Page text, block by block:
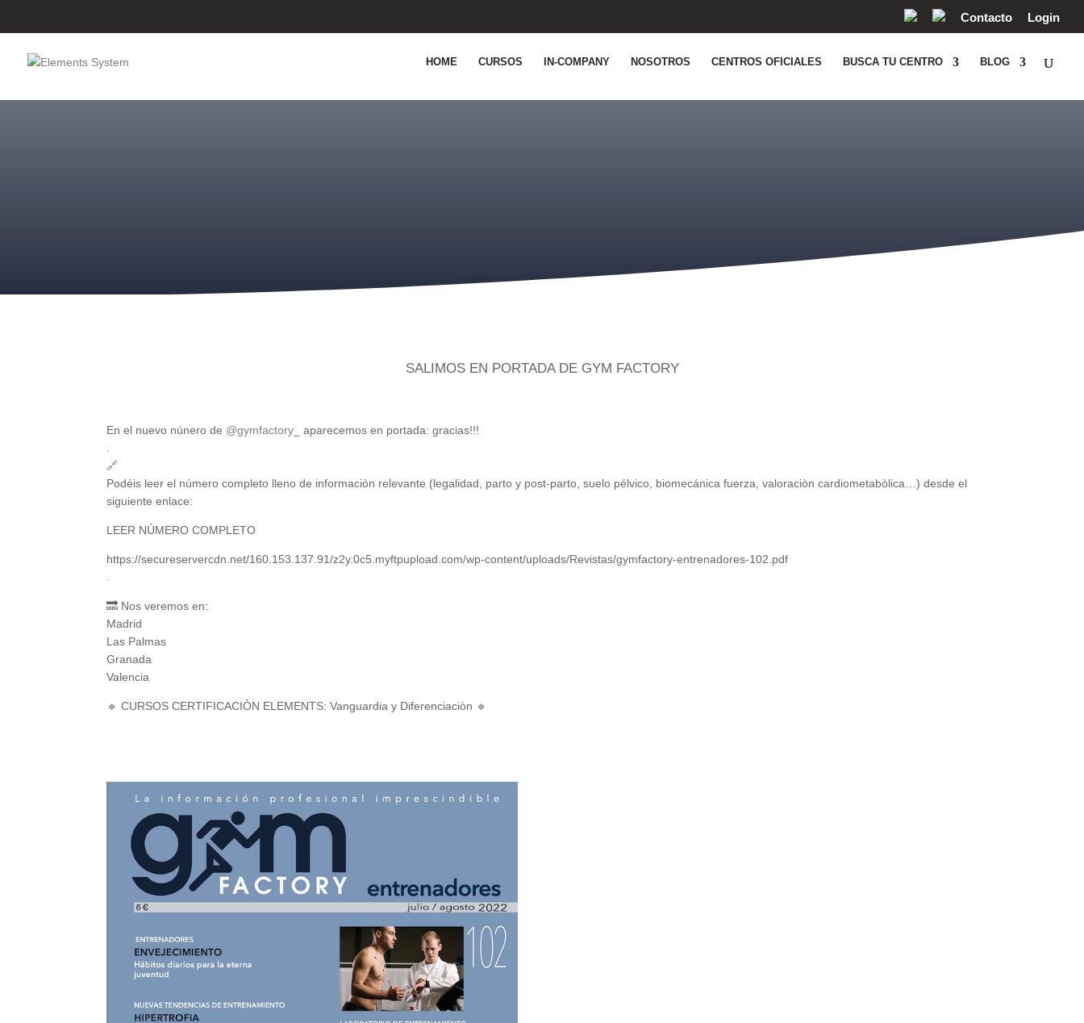
Contacto Login
HOME CURSOS IN-COMPANY NOSOTROS CENTROS OFICIALES BUSCA TU CENTRO BLOG
SALIMOS EN PORTADA DE GYM FACTORY
En el nuevo núnero de @gymfactory_
aparecemos en portada: gracias!!!
🔗
Podéis leer el número completo lleno de informaciòn relevante (legalidad, parto y post-parto, suelo pélvico, biomecánica fuerza, valoraciòn cardiometabòlica…) desde el
siguiente enlace:
LEER NÚMERO COMPLETO
https://secureservercdn.net/160.153.137.91/z2y.0c5.myftpupload.com/wp-content/uploads/Revistas/gymfactory-entrenadores-102.pdf
🔜 Nos veremos en:
Madrid
Las Palmas
Granada
Valencia
🔹 CURSOS CERTIFICACIÒN ELEMENTS: Vanguardia y Diferenciaciòn 🔹